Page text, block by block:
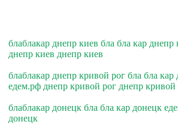
блаблакар днепр киев бла бла кар
днепр киев днепр киев
блаблакар днепр кривой рог бла бла
едем.рф днепр кривой рог днепр кривой
блаблакар донецк бла бла кар донецк
донецк